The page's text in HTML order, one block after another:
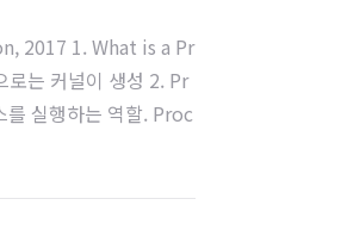
2017 1. What is a Pr
로는 커널이 생성 2. Pr
실행하는 역할. Proc